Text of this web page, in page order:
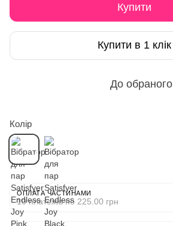
Купити
Купити в 1 клік
До обраного
Колір
ОПЛАТА ЧАСТИНАМИ
10 платежів по 225.00 грн